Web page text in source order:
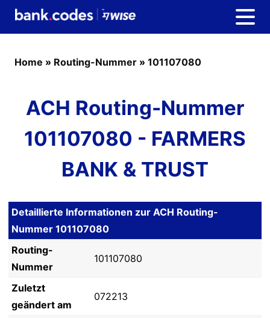
Home » Routing-Nummer » 101107080
ACH Routing-Nummer
101107080 - FARMERS
BANK & TRUST
Detaillierte Informationen zur ACH Routing-
Nummer 101107080
Routing-
Nummer
101107080
Zuletzt
geändert am
072213